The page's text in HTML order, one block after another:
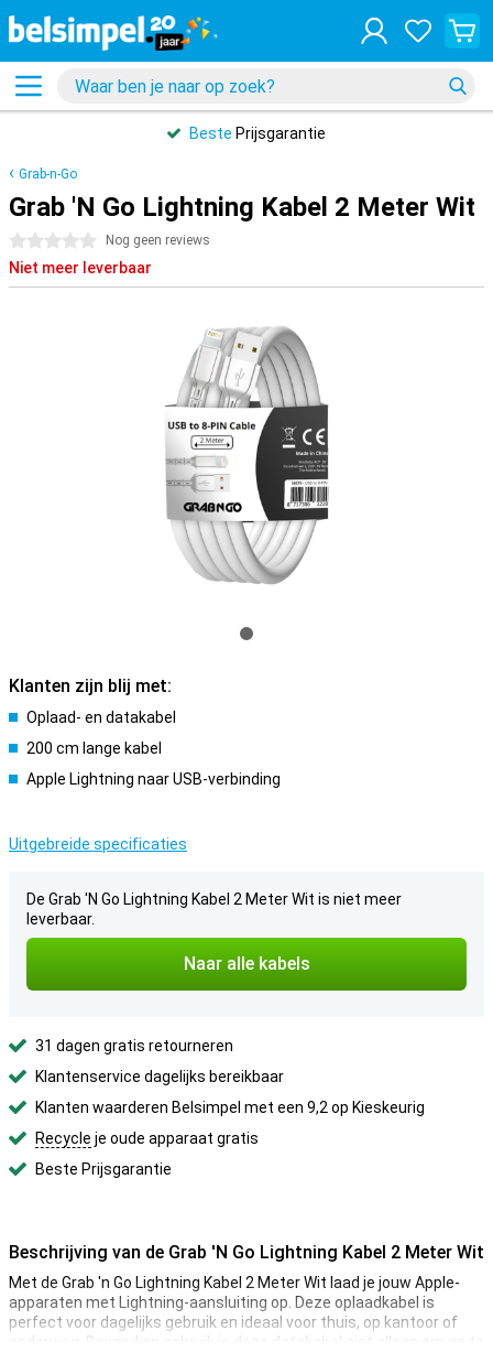
Beste Prijsgarantie
Grab-n-Go
Grab 'N Go Lightning Kabel 2 Meter Wit
0 sterren Nog geen reviews
Niet meer leverbaar
Klanten zijn blij met:
Oplaad- en datakabel
200 cm lange kabel
Apple Lightning naar USB-verbinding
Uitgebreide specificaties
De Grab 'N Go Lightning Kabel 2 Meter Wit is niet meer
leverbaar.
Naar alle kabels
31 dagen gratis retourneren
Klantenservice dagelijks bereikbaar
Klanten waarderen Belsimpel met een 9,2 op Kieskeurig
Recycle je oude apparaat gratis
Beste Prijsgarantie
Beschrijving van de Grab 'N Go Lightning Kabel 2 Meter Wit
Met de Grab 'n Go Lightning Kabel 2 Meter Wit laad je jouw Apple-
apparaten met Lightning-aansluiting op. Deze oplaadkabel is
perfect voor dagelijks gebruik en ideaal voor thuis, op kantoor of
onderweg. Bovendien gebruik je deze datakabel niet alleen om op te